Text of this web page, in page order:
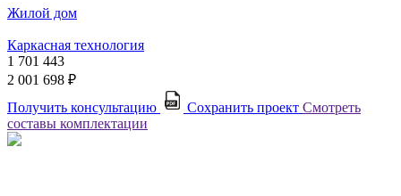
Жилой дом
Каркасная технология
1 701 443
2 001 698 ₽
Получить консультацию
Сохранить проект Смотреть
составы комплектации